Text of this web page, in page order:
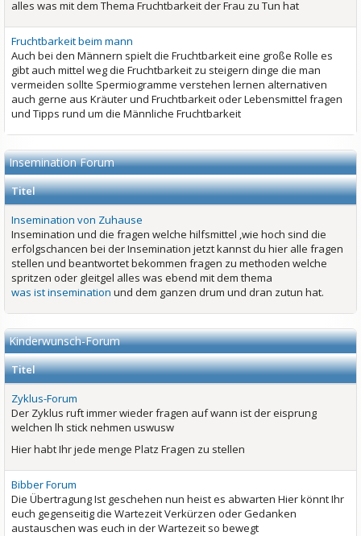
alles was mit dem Thema Fruchtbarkeit der Frau zu Tun hat
Fruchtbarkeit beim mann
Auch bei den Männern spielt die Fruchtbarkeit eine große Rolle es
gibt auch mittel weg die Fruchtbarkeit zu steigern dinge die man
vermeiden sollte Spermiogramme verstehen lernen alternativen
auch gerne aus Kräuter und Fruchtbarkeit oder Lebensmittel fragen
und Tipps rund um die Männliche Fruchtbarkeit
Insemination Forum
Titel
Insemination von Zuhause
Insemination und die fragen welche hilfsmittel ,wie hoch sind die
erfolgschancen bei der Insemination jetzt kannst du hier alle fragen
stellen und beantwortet bekommen fragen zu methoden welche
spritzen oder gleitgel alles was ebend mit dem thema
was ist insemination und dem ganzen drum und dran zutun hat.
Kinderwunsch-Forum
Titel
Zyklus-Forum
Der Zyklus ruft immer wieder fragen auf wann ist der eisprung
welchen lh stick nehmen uswusw
Hier habt Ihr jede menge Platz Fragen zu stellen
Bibber Forum
Die Übertragung Ist geschehen nun heist es abwarten Hier könnt Ihr
euch gegenseitig die Wartezeit Verkürzen oder Gedanken
austauschen was euch in der Wartezeit so bewegt